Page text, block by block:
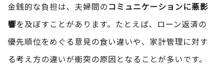
金銭的な負担は、夫婦間のコミュニケーションに悪影
響を及ぼすことがあります。たとえば、ローン返済の
優先順位をめぐる意見の食い違いや、家計管理に対す
る考え方の違いが衝突の原因となることが多いです。